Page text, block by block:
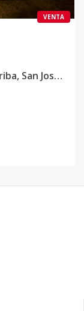
VENTA
Exclusiva Villa de Lujo en Rancho Arriba, San José de Ocoa: Helipuerto, Piscina y Seguridad 24H